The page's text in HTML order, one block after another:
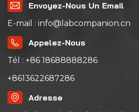
Envoyez-Nous Un Email
E-mail : info@labcompanion.cn
Appelez-Nous
Tél : +86 18688888286
+8613622687286
Adresse